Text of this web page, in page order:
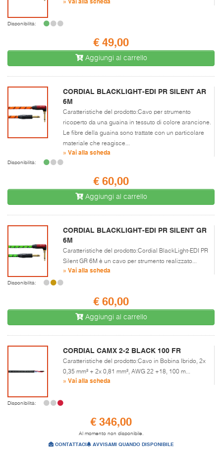
Disponibilità:
€ 49,00
Aggiungi al carrello
CORDIAL BLACKLIGHT-EDI PR SILENT AR
6M
Caratteristiche del prodotto:Cavo per strumento
ricoperto da una guaina in tessuto di colore arancione.
Le fibre della guaina sono trattate con un particolare
materiale che reagisce...
» Vai alla scheda
Disponibilità:
€ 60,00
Aggiungi al carrello
CORDIAL BLACKLIGHT-EDI PR SILENT GR
6M
Caratteristiche del prodotto:Cordial BlackLight-EDI PR
Silent GR 6M è un cavo per strumento realizzato...
» Vai alla scheda
Disponibilità:
€ 60,00
Aggiungi al carrello
CORDIAL CAMX 2-2 BLACK 100 FR
Caratteristiche del prodotto:Cavo in Bobina Ibrido, 2x
0,35 mm² + 2x 0,81 mm², AWG 22 +18, 100 m...
» Vai alla scheda
Disponibilità:
€ 346,00
Al momento non disponibile.
CONTATTACI AVVISAMI QUANDO DISPONIBILE